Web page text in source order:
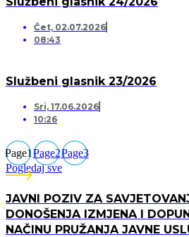
Čet, 02.07.2026
08:43
Službeni glasnik 23/2026
Sri, 17.06.2026
10:26
Page1Page2Page3
Pogledaj sve
JAVNI POZIV ZA
DONOŠENJA IZMJENA I
NAČINU PRUŽANJA JAVNE